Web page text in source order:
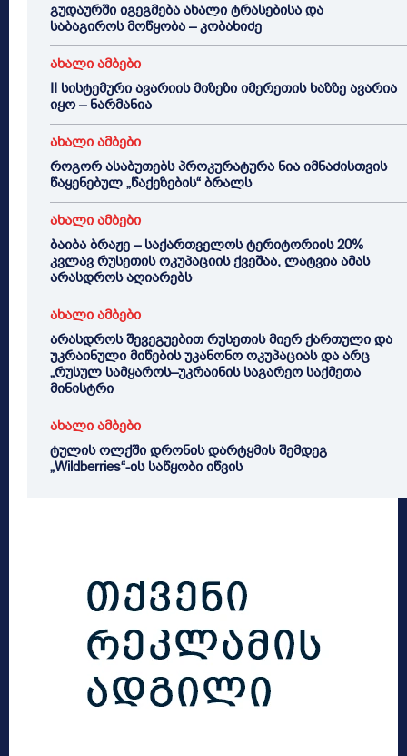
გუდაურში იგეგმება ახალი ტრასებისა და
საბაგიროს მოწყობა – კობახიძე
ახალი ამბები
II სისტემური ავარიის მიზეზი იმერეთის ხაზზე ავარია
იყო – ნარმანია
ახალი ამბები
როგორ ასაბუთებს პროკურატურა ნია იმნაძისთვის
წაყენებულ „წაქეზების“ ბრალს
ახალი ამბები
ბაიბა ბრაჟე – საქართველოს ტერიტორიის 20%
კვლავ რუსეთის ოკუპაციის ქვეშაა, ლატვია ამას
არასდროს აღიარებს
ახალი ამბები
არასდროს შევეგუებით რუსეთის მიერ ქართული და
უკრაინული მიწების უკანონო ოკუპაციას და არც
„რუსულ სამყაროს–უკრაინის საგარეო საქმეთა
მინისტრი
ახალი ამბები
ტულის ოლქში დრონის დარტყმის შემდეგ
„Wildberries“-ის საწყობი იწვის